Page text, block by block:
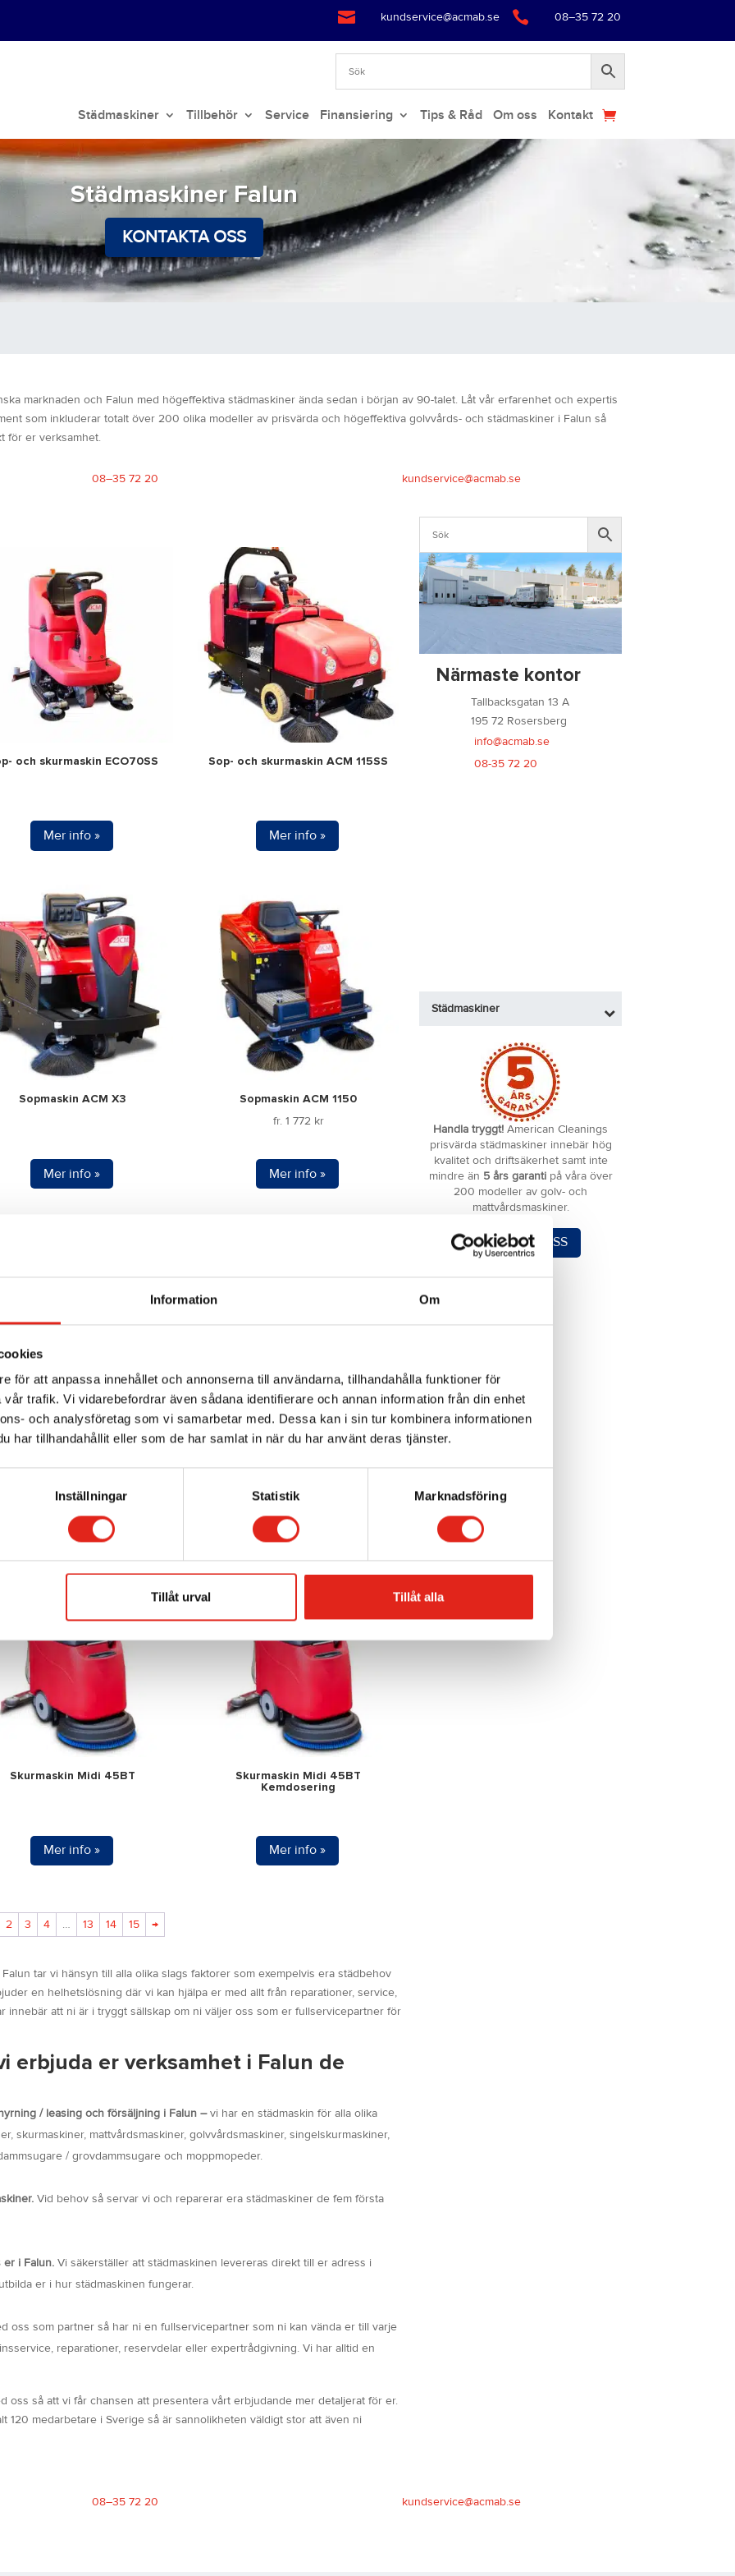
Information Om
för att anpassa innehållet och annonserna till användarna, tillhandahålla funktioner för
trafik. Vi vidarebefordrar även sådana identifierare och annan information från din enhet
och analysföretag som vi samarbetar med. Dessa kan i sin tur kombinera informationen
har tillhandahållit eller som de har samlat in när du har använt deras tjänster.
Inställningar Statistik Marknadsföring
Tillåt urval Tillåt alla
 kundservice@acmab.se  08–35 72 20
Städmaskiner Tillbehör Service Finansiering Tips & Råd Om oss Kontakt
Städmaskiner Falun
KONTAKTA OSS
marknaden och Falun med högeffektiva städmaskiner ända sedan i början av 90-talet. Låt vår erfarenhet och expertis
som inkluderar totalt över 200 olika modeller av prisvärda och högeffektiva golvvårds- och städmaskiner i Falun så
för er verksamhet.
08–35 72 20 kundservice@acmab.se
och skurmaskin ECO70SS
Mer info »
Sop- och skurmaskin ACM 115SS
Mer info »
Sopmaskin ACM X3
Mer info »
Sopmaskin ACM 1150
fr. 1 772 kr
Mer info »
olika
på
produktsidan
Skurmaskin ECO 430B
Mer info »
Skurmaskin Midi 45B
Mer info »
alternativen
Skurmaskin Midi 45BT
Mer info »
Skurmaskin Midi 45BT
Kemdosering
Mer info »
2 3 4 … 13 14 15 →
tar vi hänsyn till alla olika slags faktorer som exempelvis era städbehov
en helhetslösning där vi kan hjälpa er med allt från reparationer, service,
innebär att ni är i tryggt sällskap om ni väljer oss som er fullservicepartner för
erbjuda er verksamhet i Falun de
/ leasing och försäljning i Falun –vi har en städmaskin för alla olika
skurmaskiner, mattvårdsmaskiner, golvvårdsmaskiner, singelskurmaskiner,
/ grovdammsugare och moppmopeder.
Vid behov så servar vi och reparerar era städmaskiner de fem första
i Falun. Vi säkerställer att städmaskinen levereras direkt till er adress i
er i hur städmaskinen fungerar.
oss som partner så har ni en fullservicepartner som ni kan vända er till varje
reparationer, reservdelar eller expertrådgivning. Vi har alltid en
oss så att vi får chansen att presentera vårt erbjudande mer detaljerat för er.
120 medarbetare i Sverige så är sannolikheten väldigt stor att även ni
Närmaste kontor
Tallbacksgatan 13 A
195 72 Rosersberg
info@acmab.se
08-35 72 20
Städmaskiner
Handla tryggt! American Cleanings
prisvärda städmaskiner innebär hög
kvalitet och driftsäkerhet samt inte
mindre än 5 års garantipå våra över
200 modeller av golv- och
mattvårdsmaskiner.
KONTAKTA OSS
08–35 72 20 kundservice@acmab.se